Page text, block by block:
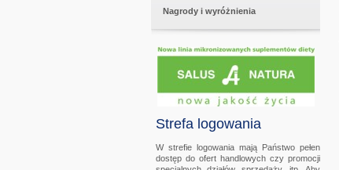
Nagrody i wyróżnienia
Strefa logowania
W strefie logowania mają Państwo pełen
dostęp do ofert handlowych czy promocji